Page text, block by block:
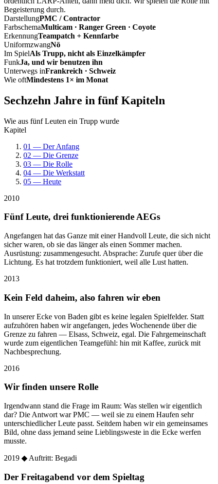
Begeisterung durch.
DarstellungPMC / Contractor
FarbschemaMulticam · Ranger Green · Coyote
ErkennungTeampatch + Kennfarbe
UniformzwangNö
Im SpielAls Trupp, nicht als Einzelkämpfer
FunkJa, und wir benutzen ihn
Unterwegs inFrankreich · Schweiz
Wie oftMindestens 1× im Monat
Sechzehn Jahre in fünf Kapiteln
Wie aus fünf Leuten ein Trupp wurde
Kapitel
01 — Der Anfang
02 — Die Grenze
03 — Die Rolle
04 — Die Werkstatt
05 — Heute
2010
Fünf Leute, drei funktionierende AEGs
Angefangen hat das Ganze mit einer Handvoll Leute, die sich nicht
sicher waren, ob sie das länger als einen Sommer machen.
Ausrüstung: zusammengesucht. Absprache: Zurufe quer über die
Lichtung. Es hat trotzdem funktioniert, weil alle Lust hatten.
2013
Kein Feld daheim, also fahren wir eben
In unserer Ecke von Baden gibt es keine legalen Spielfelder. Statt
aufzuhören haben wir angefangen, jedes Wochenende über die
Grenze zu fahren — Elsass, Schweiz, egal. Die Fahrgemeinschaft
wurde zum eigentlichen Teamgefühl: hin mit Kaffee, zurück mit
Nachbesprechung.
2016
Wir finden unsere Rolle
Irgendwann stand die Frage im Raum: Was stellen wir eigentlich
dar? Die Antwort war PMC — weil sie zu einem Haufen sehr
unterschiedlicher Leute passt. Seitdem haben wir ein gemeinsames
Bild, ohne dass jemand seine Lieblingsweste in die Ecke werfen
musste.
2019 ◆ Auftritt: Begadi
Der Freitagabend vor dem Spieltag